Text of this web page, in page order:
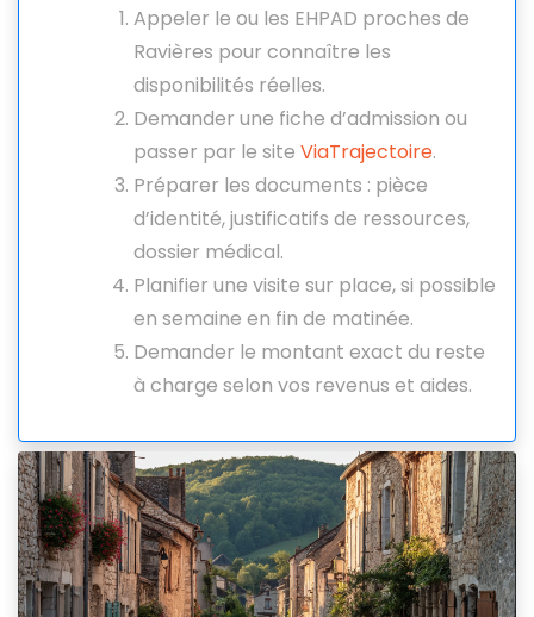
Appeler le ou les EHPAD proches de
Ravières pour connaître les
disponibilités réelles.
Demander une fiche d’admission ou
passer par le site ViaTrajectoire.
Préparer les documents : pièce
d’identité, justificatifs de ressources,
dossier médical.
Planifier une visite sur place, si possible
en semaine en fin de matinée.
Demander le montant exact du reste
à charge selon vos revenus et aides.